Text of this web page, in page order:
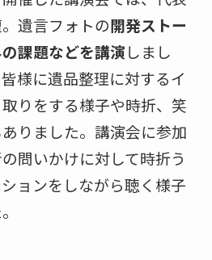
遺言フォトの開発ストー
課題などを講演しまし
様に遺品整理に対するイ
りをする様子や時折、笑
りました。講演会に参加
問いかけに対して時折う
ョンをしながら聴く様子